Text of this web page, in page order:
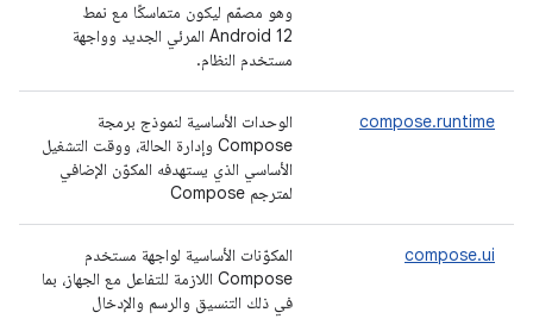
وهو مصمّم ليكون متماسكًا مع نمط
Android 12 المرئي الجديد وواجهة
مستخدم النظام.
compose.runtime
الوحدات الأساسية لنموذج برمجة
Compose وإدارة الحالة، ووقت التشغيل
الأساسي الذي يستهدفه المكوّن الإضافي
لمترجم Compose
compose.ui
المكوّنات الأساسية لواجهة مستخدم
Compose اللازمة للتفاعل مع الجهاز، بما
في ذلك التنسيق والرسم والإدخال